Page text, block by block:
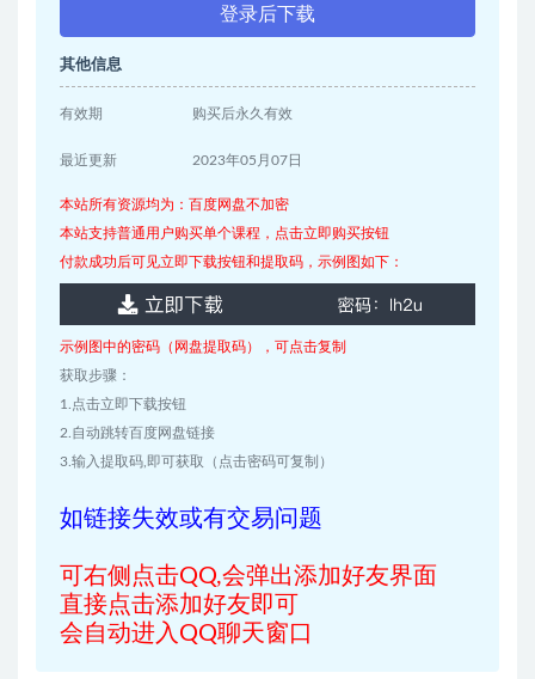
登录后下载
其他信息
有效期 购买后永久有效
最近更新 2023年05月07日
本站所有资源均为：百度网盘不加密
本站支持普通用户购买单个课程，点击立即购买按钮
付款成功后可见立即下载按钮和提取码，示例图如下：
示例图中的密码（网盘提取码），可点击复制
获取步骤：
1.点击立即下载按钮
2.自动跳转百度网盘链接
3.输入提取码,即可获取（点击密码可复制）
如链接失效或有交易问题
可右侧点击QQ,会弹出添加好友界面
直接点击添加好友即可
会自动进入QQ聊天窗口